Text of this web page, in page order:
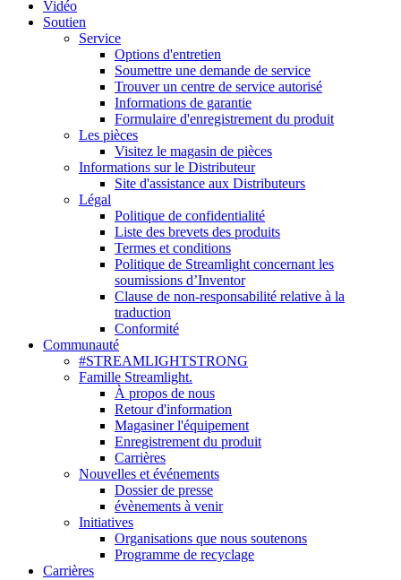
Vidéo
Soutien
Service
Options d'entretien
Soumettre une demande de service
Trouver un centre de service autorisé
Informations de garantie
Formulaire d'enregistrement du produit
Les pièces
Visitez le magasin de pièces
Informations sur le Distributeur
Site d'assistance aux Distributeurs
Légal
Politique de confidentialité
Liste des brevets des produits
Termes et conditions
Politique de Streamlight concernant les
soumissions d’Inventor
Clause de non-responsabilité relative à la
traduction
Conformité
Communauté
#STREAMLIGHTSTRONG
Famille Streamlight.
À propos de nous
Retour d'information
Magasiner l'équipement
Enregistrement du produit
Carrières
Nouvelles et événements
Dossier de presse
évènements à venir
Initiatives
Organisations que nous soutenons
Programme de recyclage
Carrières